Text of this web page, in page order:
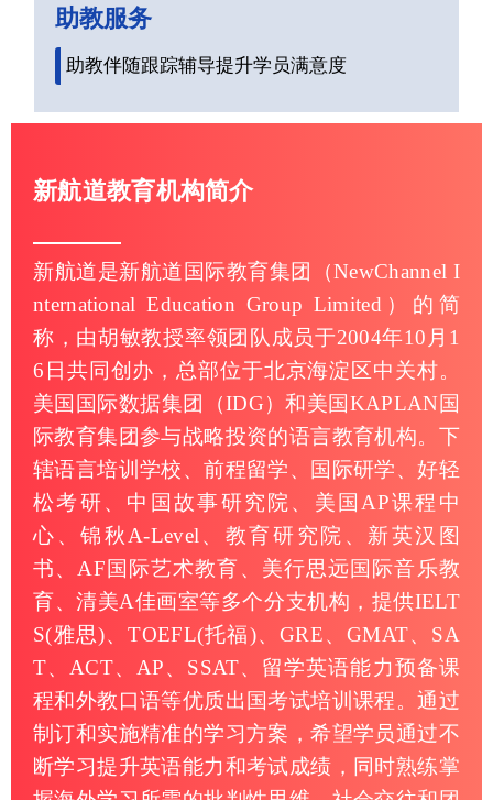
助教服务
助教伴随跟踪辅导提升学员满意度
新航道教育机构简介
新航道是新航道国际教育集团（NewChannel I
nternational Education Group Limited）的简
称，由胡敏教授率领团队成员于2004年10月1
6日共同创办，总部位于北京海淀区中关村。
美国国际数据集团（IDG）和美国KAPLAN国
际教育集团参与战略投资的语言教育机构。下
辖语言培训学校、前程留学、国际研学、好轻
松考研、中国故事研究院、美国AP课程中
心、锦秋A-Level、教育研究院、新英汉图
书、AF国际艺术教育、美行思远国际音乐教
育、清美A佳画室等多个分支机构，提供IELT
S(雅思)、TOEFL(托福)、GRE、GMAT、SA
T、ACT、AP、SSAT、留学英语能力预备课
程和外教口语等优质出国考试培训课程。通过
制订和实施精准的学习方案，希望学员通过不
断学习提升英语能力和考试成绩，同时熟练掌